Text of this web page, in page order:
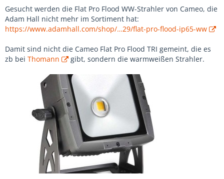
Gesucht werden die Flat Pro Flood WW-Strahler von Cameo, die
Adam Hall nicht mehr im Sortiment hat:
https://www.adamhall.com/shop/…29/flat-pro-flood-ip65-ww
Damit sind nicht die Cameo Flat Pro Flood TRI gemeint, die es
zb bei Thomann gibt, sondern die warmweißen Strahler.